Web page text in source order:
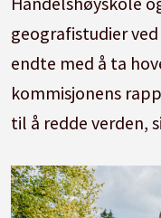
geografistudier
endte med å ta
kommisjonens
til å redde verden,